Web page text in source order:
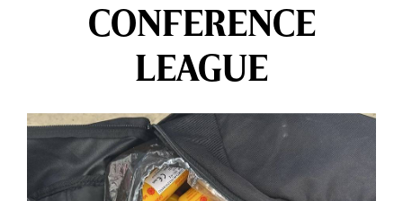
CONFERENCE
LEAGUE